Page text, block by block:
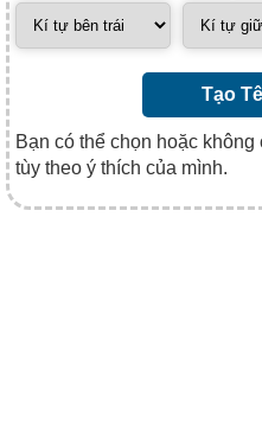
Tạo
Bạn có thể chọn hoặc
tùy theo ý thích của mình.